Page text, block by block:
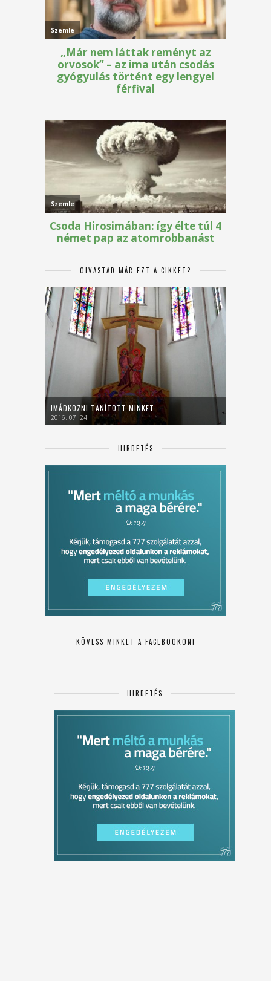
OLVASTAD MÁR EZT A CIKKET?
IMÁDKOZNI TANÍTOTT MINKET
2016. 07. 24.
HIRDETÉS
KÖVESS MINKET A FACEBOOKON!
HIRDETÉS